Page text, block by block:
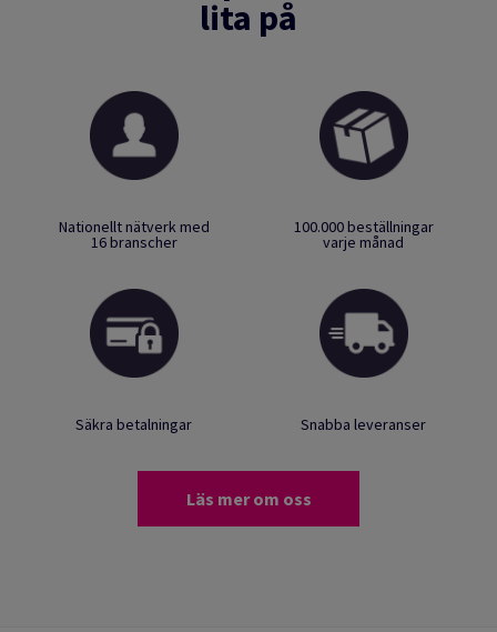
lita på
Nationellt nätverk med
16 branscher
100.000 beställningar
varje månad
Säkra betalningar Snabba leveranser
Läs mer om oss